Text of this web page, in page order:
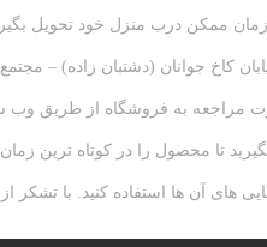
ممکن درب منزل خود تحویل
مراجعه به فروشگاه از طریق وب
تا محصول را در کوتاه ترین
های آن ها استفاده کنید. با تشکر